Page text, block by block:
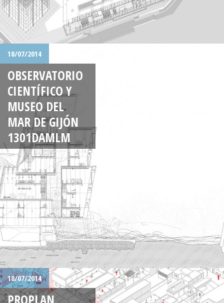
18/07/2014
OBSERVATORIO
CIENTÍFICO Y
MUSEO DEL
MAR DE GIJÓN
1301DAMLM
18/07/2014
PROPLAN,